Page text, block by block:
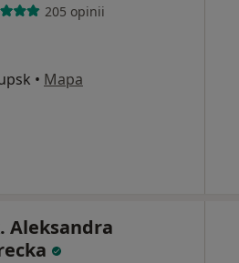
205 opinii
• Mapa
Aleksandra